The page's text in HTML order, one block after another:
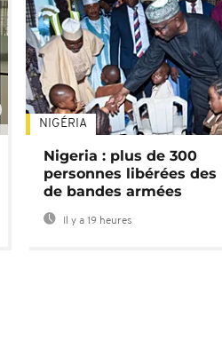
NIGÉRIA
Nigeria : plus de 300
personnes libérées des
de bandes armées
Il y a 19 heures